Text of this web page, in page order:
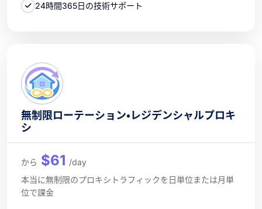
24時間365日の技術サポート
無制限ローテーション・レジデンシャルプロキ
シ
から $61 /day
本当に無制限のプロキシトラフィックを日単位または月単
位で課金